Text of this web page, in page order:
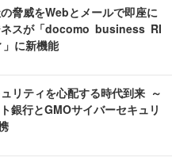
脅威をWebとメールで即座に
ネスが「docomo business RI
に新機能
リティを心配する時代到来 ～
銀行とGMOサイバーセキュリ